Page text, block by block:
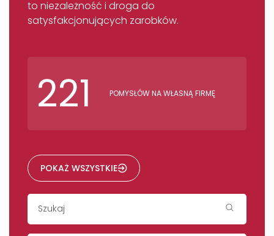
to niezależność i droga do
satysfakcjonujących zarobków.
221 POMYSŁÓW NA WŁASNĄ FIRMĘ
POKAŻ WSZYSTKIE